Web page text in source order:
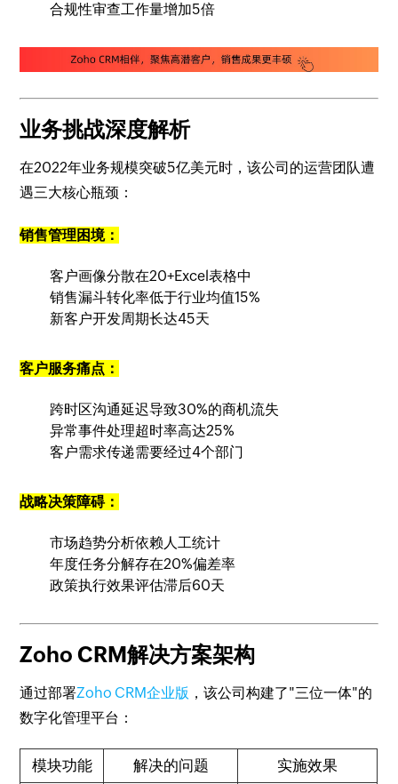
合规性审查工作量增加5倍
业务挑战深度解析
在2022年业务规模突破5亿美元时，该公司的运营团队遭
遇三大核心瓶颈：
销售管理困境：
客户画像分散在20+Excel表格中
销售漏斗转化率低于行业均值15%
新客户开发周期长达45天
客户服务痛点：
跨时区沟通延迟导致30%的商机流失
异常事件处理超时率高达25%
客户需求传递需要经过4个部门
战略决策障碍：
市场趋势分析依赖人工统计
年度任务分解存在20%偏差率
政策执行效果评估滞后60天
Zoho CRM解决方案架构
通过部署Zoho CRM企业版 ，该公司构建了"三位一体"的
数字化管理平台：
模块功能 解决的问题
实施效果